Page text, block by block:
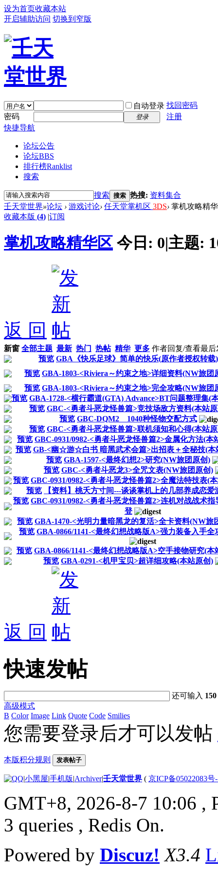
设为首页收藏本站
开启辅助访问 切换到窄版
自动登录 找回密码
密码
登录
注册
快捷导航
论坛公告
论坛BBS
排行榜Ranklist
搜索
搜索 搜索 热搜: 资料集合
壬天堂世界»论坛 › 游戏讨论› 任天堂掌机区 3DS› 掌机攻略精
收藏本版 (4) |订阅
掌机攻略精华区 今日: 0|主题:
返 回
新窗 全部主题 最新 热门 热帖 精华 更多 作者回复/查看最后
预览 GBA《快乐足球》简单的快乐(原作者授权转载)
预览 GBA-1803-<Riviera～约束之地>详细资料(NW旅团
预览 GBA-1803-<Riviera～约束之地>完全攻略(NW旅团
预览 GBA-1728-<横行霸道(GTA) Advance>BT问题整理集(
预览 GBC-<勇者斗恶龙怪兽篇>竞技场敌方资料(本站
预览 GBC-DQM2 1040种怪物交配方式
预览 GBC-<勇者斗恶龙怪兽篇>联机须知和心得(本站
预览 GBC-0931/0982-<勇者斗恶龙怪兽篇2>金属化方法(本
预览 GB-<幽☆游☆白书 暗黑武术会篇>出招表＋全秘技(本
预览 GBA-1597-<最终幻想2>研究(NW旅团原创)
预览 GBC-<勇者斗恶龙3>全咒文表(NW旅团原创)
预览 GBC-0931/0982-<勇者斗恶龙怪兽篇2>全魔法特技表(
预览
【资料】桃夭方寸间---谈谈掌机上的几部养成恋爱
预览 GBC-0931/0982-<勇者斗恶龙怪兽篇2>连机对战战术
登
预览 GBA-1470-<光明力量暗黑龙的复活>全卡资料(NW旅
预览 GBA-0866/1141-<最终幻想战略版A>强力装备入手全
预览 GBA-0866/1141-<最终幻想战略版A>空手接物研究(本
预览 GBA-0291-<机甲宝贝>超详细攻略(本站原创)
返 回
快速发帖
还可输入 150
高级模式
B Color Image Link Quote Code Smilies
您需要登录后才可以发帖
本版积分规则 发表帖子
|小黑屋|手机版|Archiver|壬天堂世界 ( 京ICP备05022083号
GMT+8, 2026-8-7 10:06 ,
3 queries , Redis On.
Powered by Discuz! X3.4